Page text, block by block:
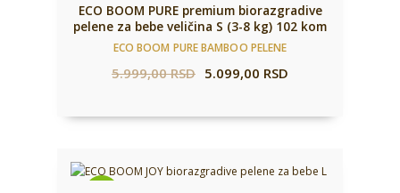
ECO BOOM PURE premium biorazgradive
pelene za bebe veličina S (3-8 kg) 102 kom
ECO BOOM PURE BAMBOO PELENE
5.999,00RSD 5.099,00 RSD